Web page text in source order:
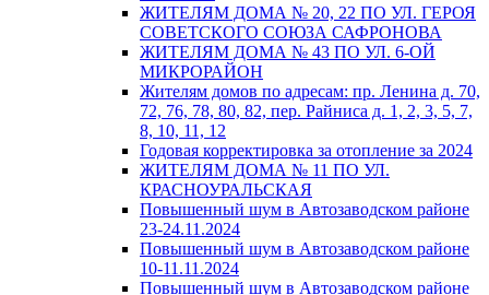
ЖИТЕЛЯМ ДОМА № 20, 22 ПО УЛ. ГЕРОЯ
СОВЕТСКОГО СОЮЗА САФРОНОВА
ЖИТЕЛЯМ ДОМА № 43 ПО УЛ. 6-ОЙ
МИКРОРАЙОН
Жителям домов по адресам: пр. Ленина д. 70,
72, 76, 78, 80, 82, пер. Райниса д. 1, 2, 3, 5, 7,
8, 10, 11, 12
Годовая корректировка за отопление за 2024
ЖИТЕЛЯМ ДОМА № 11 ПО УЛ.
КРАСНОУРАЛЬСКАЯ
Повышенный шум в Автозаводском районе
23-24.11.2024
Повышенный шум в Автозаводском районе
10-11.11.2024
Повышенный шум в Автозаводском районе